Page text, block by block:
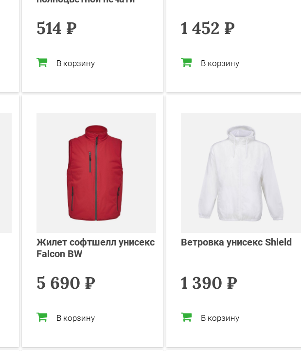
514 ₽
В корзину
1 452 ₽
В корзину
Жилет софтшелл унисекс
Falcon BW
5 690 ₽
В корзину
Ветровка унисекс Shield
1 390 ₽
В корзину